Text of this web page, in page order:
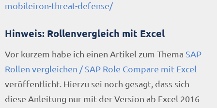
mobileiron-threat-defense/
Hinweis: Rollenvergleich mit Excel
Vor kurzem habe ich einen Artikel zum Thema SAP
Rollen vergleichen / SAP Role Compare mit Excel
veröffentlicht. Hierzu sei noch gesagt, dass sich
diese Anleitung nur mit der Version ab Excel 2016